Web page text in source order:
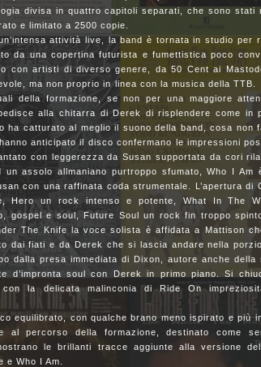
divisa in quattro capitoli separati, che sono stati
e limitato a 2500 copie.
attività live, la band è tornata in studio per
da una copertina futurista e fumettistica poco
con artisti di diverso genere, da 50 Cent ai
ma non proprio in linea con la musica della
della formazione, se non per una maggiore
alla chitarra di Derek di risplendere come in
ha catturato al meglio il suono della band, cosa non
anticipato il disco confermano le impressioni
con leggerezza da Susan supportata da cori
assolo allmaniano purtroppo sfumato, Who I Am
con una raffinata coda strumentale. L’apertura di
Hero un rock intenso e potente, What In The
gospel e soul, Future Soul un rock fin troppo
The Knife la voce solista è affidata a Mattison
dai fiati e da Derek che si lascia andare nella
dalla presa immediata di Dixon, autore anche della
d’impronta soul con Derek in primo piano. Si
la delicata malinconia di Ride On
equilibrato, con qualche brano meno ispirato e più
al percorso della formazione, destinato come
le brillanti tracce aggiunte alla versione
Who I Am.